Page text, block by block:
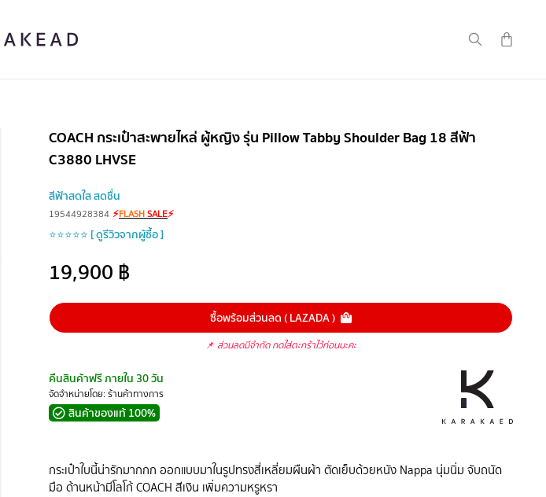
COACH กระเป๋าสะพายไหล่ ผู้หญิง รุ่น Pillow Tabby Shoulder Bag 18 สีฟ้า
C3880 LHVSE
สีฟ้าสดใส สดชื่น
19544928384 ⚡FLASHSALE⚡
⭐⭐⭐⭐⭐ [ ดูรีวิวจากผู้ซื้อ ]
19,900฿
ซื้อพร้อมส่วนลด ( LAZADA )
📌 ส่วนลดมีจำกัด กดใส่ตะกร้าไว้ก่อนนะคะ
คืนสินค้าฟรี ภายใน 30 วัน
จัดจำหน่ายโดย: ร้านค้าทางการ
สินค้าของแท้ 100%
กระเป๋าใบนี้น่ารักมากกก ออกแบบมาในรูปทรงสี่เหลี่ยมผืนผ้า ตัดเย็บด้วยหนัง Nappa นุ่มนิ่ม จับถนัด
มือ ด้านหน้ามีโลโก้ COACH สีเงิน เพิ่มความหรูหรา